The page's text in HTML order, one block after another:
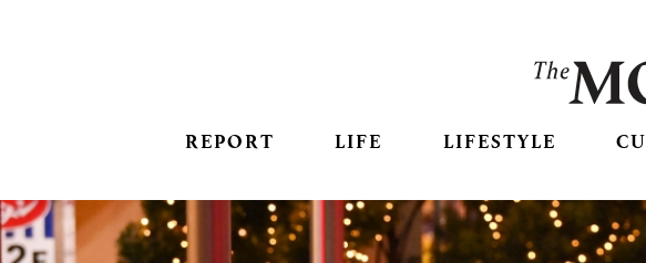
REPORT LIFE LIFESTYLE